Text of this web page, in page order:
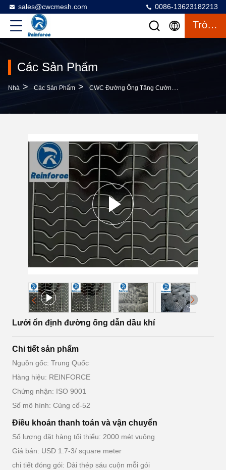
sales@cwcmesh.com 0086-13623182213
Trò Chuyện
Các Sản Phẩm
Nhà > Các Sản Phẩm > CWC Đường Ống Tăng Cường Lưới
Lưới ổn định đường ống dẫn dầu khí
Chi tiết sản phẩm
Nguồn gốc: Trung Quốc
Hàng hiệu: REINFORCE
Chứng nhận: ISO 9001
Số mô hình: Củng cố-52
Điều khoản thanh toán và vận chuyển
Số lượng đặt hàng tối thiểu: 2000 mét vuông
Giá bán: USD 1.7-3/ square meter
chi tiết đóng gói: Dải thép sáu cuộn mỗi gói